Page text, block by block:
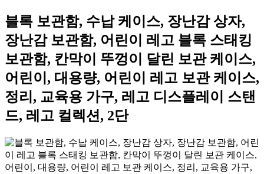
블록 보관함, 수납 케이스, 장난감 상자,
장난감 보관함, 어린이 레고 블록 스태킹
보관함, 칸막이 뚜껑이 달린 보관 케이스,
어린이, 대용량, 어린이 레고 보관 케이스,
정리, 교육용 가구, 레고 디스플레이 스탠
드, 레고 컬렉션, 2단